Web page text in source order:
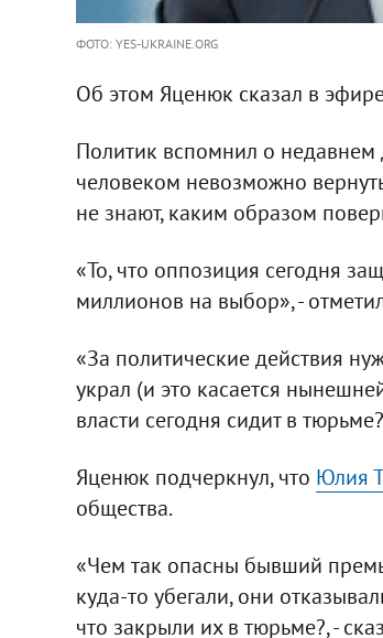
ФОТО: YES-UKRAINE.ORG
Об этом Яценюк сказал в
Политик вспомнил о
человеком невозможно
не знают, каким образом
«То, что оппозиция сегодня
миллионов на выбор», -
«За политические действия
украл (и это касается
власти сегодня сидит в
Яценюк подчеркнул, что Юлия
общества.
«Чем так опасны бывший
куда-то убегали, они
что закрыли их в тюрьме?, -